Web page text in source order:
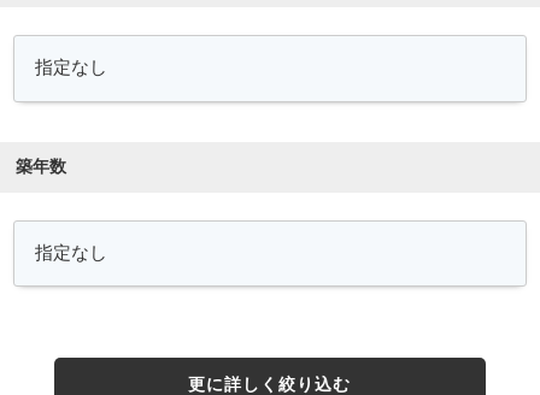
築年数
更に詳しく絞り込む